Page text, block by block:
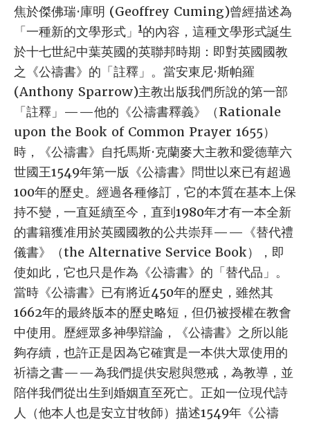
焦於傑佛瑞·庫明 (Geoffrey Cuming)曾經描述為
「一種新的文學形式」 1的內容，這種文學形式誕生
於十七世紀中葉英國的英聯邦時期：即對英國國教
之《公禱書》的「註釋」。當安東尼·斯帕羅
(Anthony Sparrow)主教出版我們所說的第一部
「註釋」——他的《公禱書釋義》（Rationale
upon the Book of Common Prayer 1655）
時，《公禱書》自托馬斯·克蘭麥大主教和愛德華六
世國王1549年第一版《公禱書》問世以來已有超過
100年的歷史。經過各種修訂，它的本質在基本上保
持不變，一直延續至今，直到1980年才有一本全新
的書籍獲准用於英國國教的公共崇拜——《替代禮
儀書》（the Alternative Service Book），即
使如此，它也只是作為《公禱書》的「替代品」。
當時《公禱書》已有將近450年的歷史，雖然其
1662年的最終版本的歷史略短，但仍被授權在教會
中使用。歷經眾多神學辯論，《公禱書》之所以能
夠存續，也許正是因為它確實是一本供大眾使用的
祈禱之書——為我們提供安慰與懲戒，為教導，並
陪伴我們從出生到婚姻直至死亡。正如一位現代詩
人（他本人也是安立甘牧師）描述1549年《公禱